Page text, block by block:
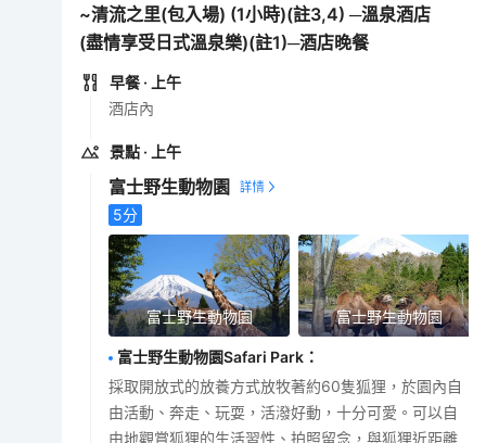
~清流之里(包入場) (1小時)(註3,4) ─溫泉酒店
(盡情享受日式溫泉樂)(註1)─酒店晚餐
早餐 · 上午
酒店內
景點 · 上午
富士野生動物園
5分
富士野生動物園 富士野生動物園
富士野生動物園Safari Park ：
採取開放式的放養方式放牧著約60隻狐狸，於園內自
由活動、奔走、玩耍，活潑好動，十分可愛。可以自
由地觀賞狐狸的生活習性、拍照留念，與狐狸近距離